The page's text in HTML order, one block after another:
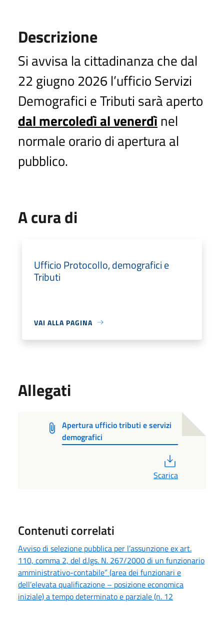
Descrizione
Si avvisa la cittadinanza che dal
22 giugno 2026 l’ufficio Servizi
Demografici e Tributi sarà aperto
dal mercoledì al venerdì nel
normale orario di apertura al
pubblico.
A cura di
Ufficio Protocollo, demografici e
Tributi
VAI ALLA PAGINA
Allegati
Apertura ufficio tributi e servizi
demografici
Scarica
Contenuti correlati
Avviso di selezione pubblica per l’assunzione ex art.
110, comma 2, del d.lgs. N. 267/2000 di un funzionario
amministrativo-contabile” (area dei funzionari e
dell’elevata qualificazione – posizione economica
iniziale) a tempo determinato e parziale (n. 12